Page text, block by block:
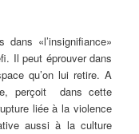
«l’insignifiance»
Il peut éprouver dans
qu’on lui retire. A
perçoit dans cette
liée à la violence
aussi à la culture